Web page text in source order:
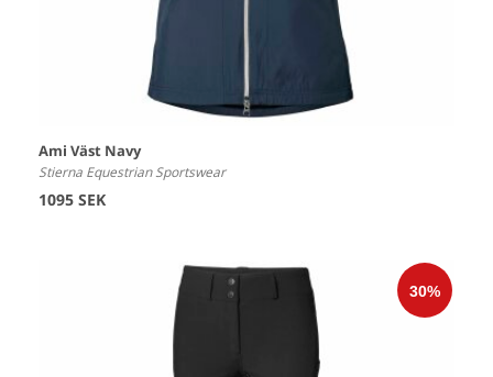
Ami Väst Navy
Stierna Equestrian Sportswear
1095 SEK